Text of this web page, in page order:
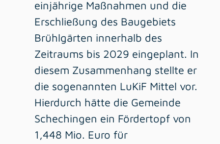
einjährige Maßnahmen und die
Erschließung des Baugebiets
Brühlgärten innerhalb des
Zeitraums bis 2029 eingeplant. In
diesem Zusammenhang stellte er
die sogenannten LuKiF Mittel vor.
Hierdurch hätte die Gemeinde
Schechingen ein Fördertopf von
1,448 Mio. Euro für